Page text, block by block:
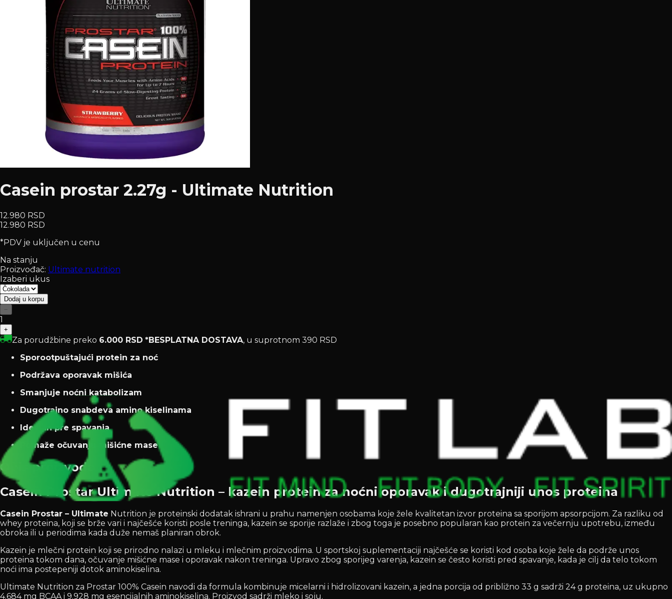
Casein prostar 2.27g - Ultimate Nutrition
12.980 RSD
12.980 RSD
*PDV je uključen u cenu
Na stanju
Proizvođač: Ultimate nutrition
Izaberi ukus
Dodaj u korpu
−
1
+
Za porudžbine preko 6.000 RSD *BESPLATNA DOSTAVA, u suprotnom 390 RSD
Sporootpuštajući protein za noć
Podržava oporavak mišića
Smanjuje noćni katabolizam
Dugotrajno snabdeva amino kiselinama
Idealan pre spavanja
Pomaže očuvanju mišićne mase
Opis proizvoda
Casein Prostar Ultimate Nutrition – kazein protein za noćni oporavak i dugotrajniji unos proteina
Casein Prostar – Ultimate Nutrition je proteinski dodatak ishrani u prahu namenjen osobama koje žele kvalitetan izvor proteina sa sporijom apsorpcijom. Za razliku od
whey proteina, koji se brže vari i najčešće koristi posle treninga, kazein se sporije razlaže i zbog toga je posebno popularan kao protein za večernju upotrebu, između
obroka ili u periodima kada duže nemaš planiran obrok.
Kazein je mlečni protein koji se prirodno nalazi u mleku i mlečnim proizvodima. U sportskoj suplementaciji najčešće se koristi kod osoba koje žele da podrže unos
proteina tokom dana, očuvanje mišićne mase i oporavak nakon treninga. Upravo zbog sporijeg varenja, kazein se često koristi pred spavanje, kada je cilj da telo tokom
noći ima postepeniji dotok aminokiselina.
Ultimate Nutrition za Prostar 100% Casein navodi da formula kombinuje micelarni i hidrolizovani kazein, a jedna porcija od približno 33 g sadrži 24 g proteina, uz ukupno
4.684 mg BCAA i 9.928 mg esencijalnih aminokiselina. Proizvod sadrži mleko i soju.